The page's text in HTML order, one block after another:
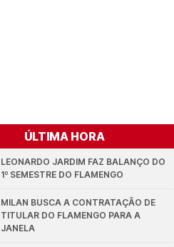
ÚLTIMA HORA
LEONARDO JARDIM FAZ BALANÇO DO
1º SEMESTRE DO FLAMENGO
MILAN BUSCA A CONTRATAÇÃO DE
TITULAR DO FLAMENGO PARA A
JANELA